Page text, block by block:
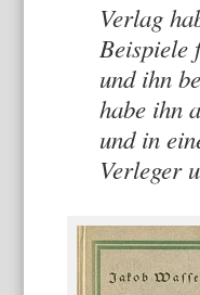
Verlag
Beispiele
und ihn
habe ihn
und in
Verleger